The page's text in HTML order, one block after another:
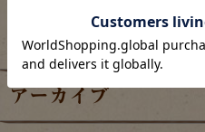
アーカイブ